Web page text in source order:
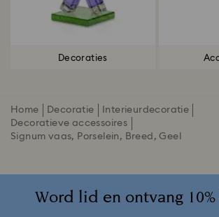
Decoraties
Home Decoratie
Interieurdecoratie
Decoratieve accessoires
Signum vaas, Porselein, Breed, Geel
Word lid en ontvang